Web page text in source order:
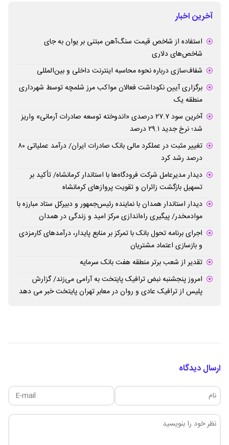
آخرین اخبار
استفاده از شاخص قیمت سنگ‌آهن مبتنی بر یوان به جای
شاخص‌های دلاری
شفاف‌سازی درباره نحوه محاسبه اینترنت داخلی و بین‌المللی
برگزاری آیین نکوداشت فعالان مواکب مرز شلمچه توسط شهرداری
منطقه یک
آخرین سود ۲۷.۷ درصدی «اندوخته توسعه صادرات آرمانی» واریز
شد؛ نرخ جدید ۲۹.۱ درصد
تغییر مثبت در عملکرد مالی بانک صادرات ایران/ درآمد عملیاتی ۸۰
درصد رشد کرد
دیدار مدیرعامل شرکت فرودگاه‌ها با استاندار کرمانشاه/ تأکید بر
تسهیل بازگشت زائران و تقویت پروازهای کرمانشاه
دیدار استاندار همدان با نماینده رئیس‌جمهور و دبیرکل ستاد مبارزه با
موادمخدر/ پیگیری راه‌اندازی مرکز امید و زندگی در همدان
اجرای برنامه تحول بانک با تمرکز بر منابع پایدار، درآمدهای کارمزدی
و بازسازی اعتماد مشتریان
تقدیر از شعب برتر منطقه هفت بانک سرمایه
امروز پنجشنبه نبض ترافیک پایتخت به آرامی می‌زند/ گزارش
پلیس از ترافیک عادی و روان در معابر تهران پایتخت خبر می دهد
ارسال دیدگاه